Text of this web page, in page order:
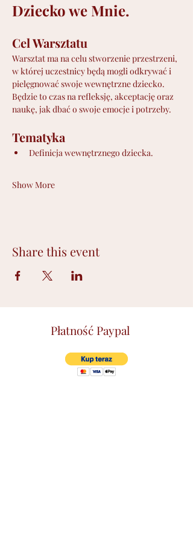
Dziecko we Mnie.
Cel Warsztatu
Warsztat ma na celu stworzenie przestrzeni,
w której uczestnicy będą mogli odkrywać i
pielęgnować swoje wewnętrzne dziecko.
Będzie to czas na refleksję, akceptację oraz
naukę, jak dbać o swoje emocje i potrzeby.
Tematyka
Definicja wewnętrznego dziecka.
Show More
Share this event
Płatność Paypal